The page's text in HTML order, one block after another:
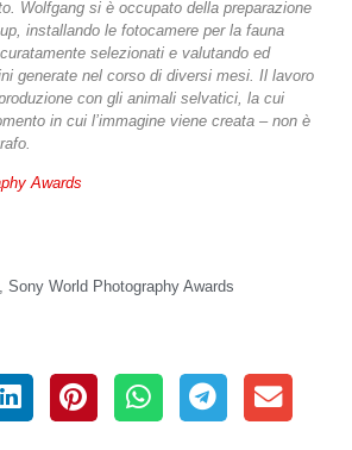
Wolfgang si è occupato della preparazione
installando le fotocamere per la fauna
selezionati e valutando ed
generate nel corso di diversi mesi. Il lavoro
con gli animali selvatici, la cui
in cui l’immagine viene creata – non è
Awards
, Sony World Photography Awards